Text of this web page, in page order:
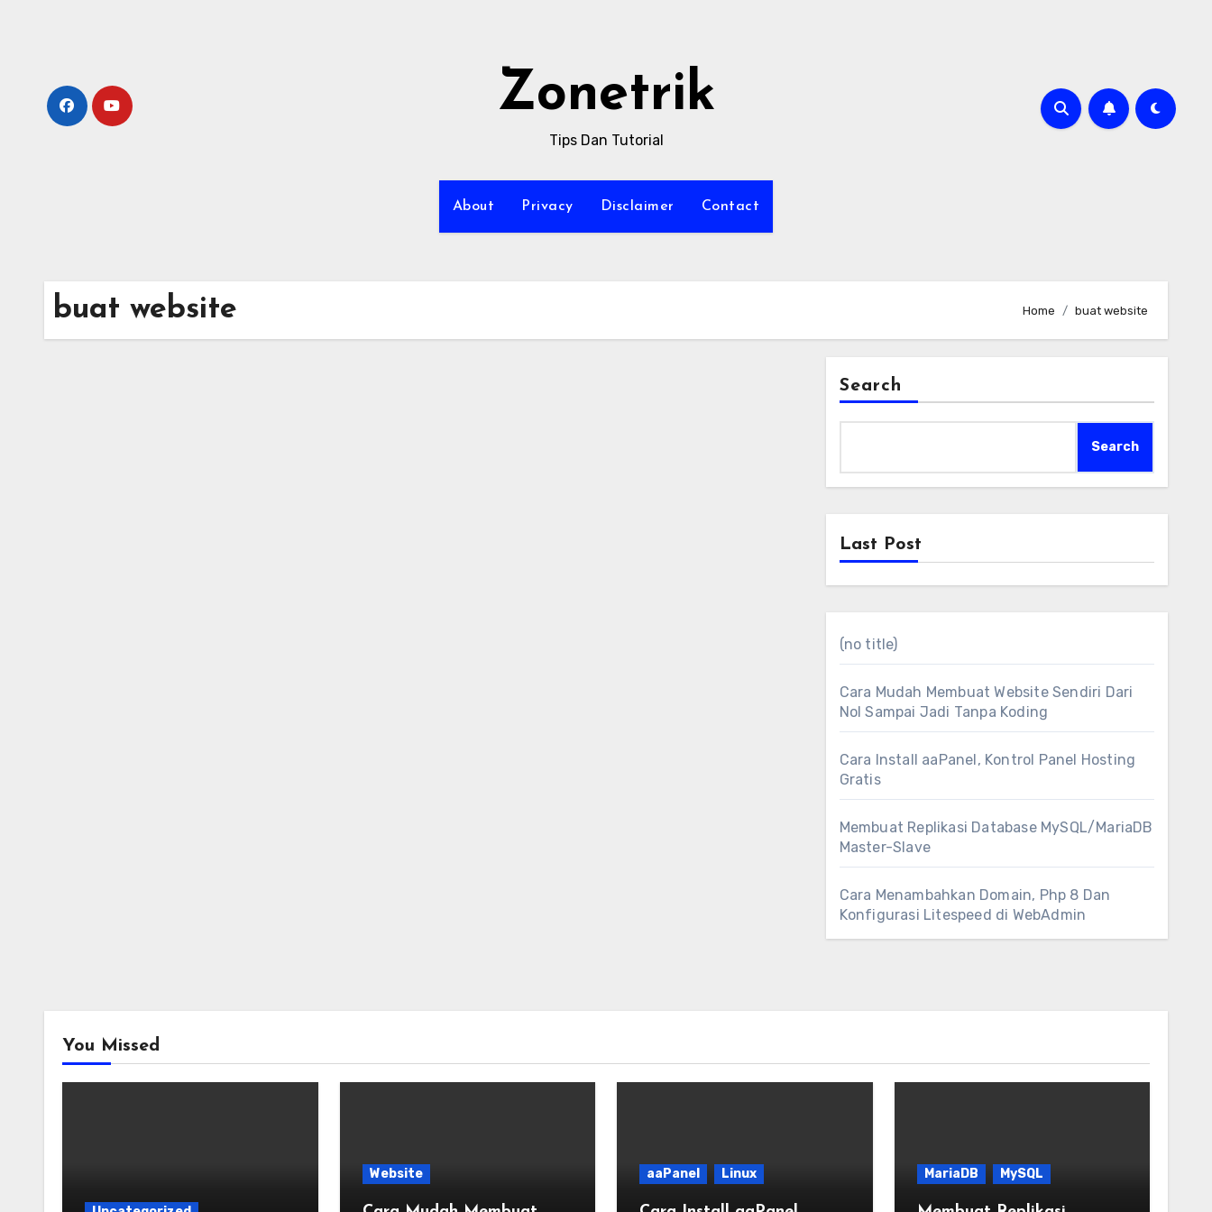
Zonetrik
Tips Dan Tutorial
About Privacy Disclaimer Contact
buat website Home buat website
Search
Search
Last Post
(no title)
Cara Mudah Membuat Website Sendiri Dari
Nol Sampai Jadi Tanpa Koding
Cara Install aaPanel, Kontrol Panel Hosting
Gratis
Membuat Replikasi Database MySQL/MariaDB
Master-Slave
Cara Menambahkan Domain, Php 8 Dan
Konfigurasi Litespeed di WebAdmin
You Missed
Website aaPanel Linux MariaDB MySQL